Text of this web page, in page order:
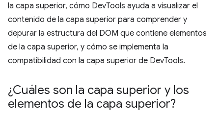
la capa superior, cómo DevTools ayuda a visualizar el
contenido de la capa superior para comprender y
depurar la estructura del DOM que contiene elementos
de la capa superior, y cómo se implementa la
compatibilidad con la capa superior de DevTools.
¿Cuáles son la capa superior y los
elementos de la capa superior?